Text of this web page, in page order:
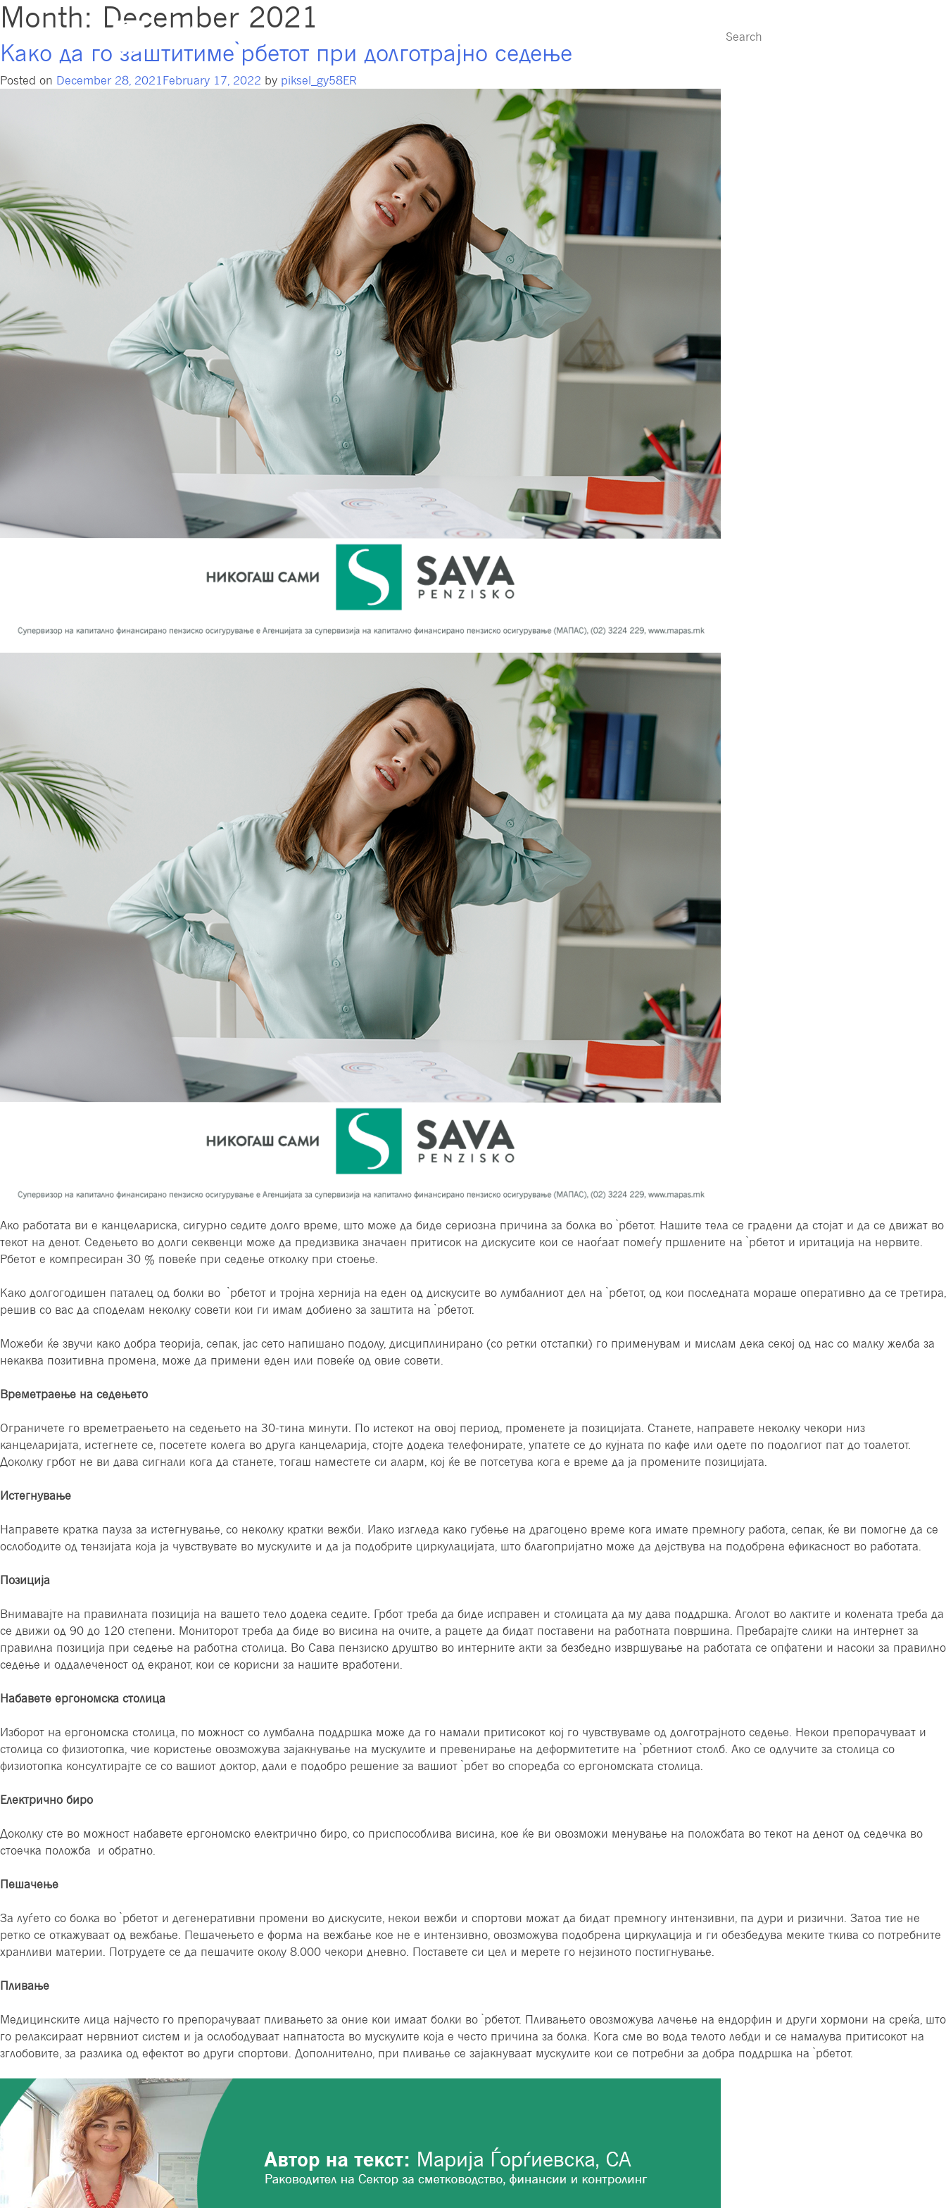
Month: December 2021
Како да го заштитиме ̀рбетот при долготрајно седење
Posted on December 28, 2021February 17, 2022 by piksel_gy58ER
Ако работата ви е канцелариска, сигурно седите долго време, што може да биде сериозна причина за болка во ̀рбетот. Нашите тела се градени да стојат и да се движат во
текот на денот. Седењето во долги секвенци може да предизвика значаен притисок на дискусите кои се наоѓаат помеѓу пршлените на ̀рбетот и иритација на нервите.
̀Рбетот е компресиран 30 % повеќе при седење отколку при стоење.
Како долгогодишен паталец од болки во ̀рбетот и тројна хернија на еден од дискусите во лумбалниот дел на ̀рбетот, од кои последната мораше оперативно да се третира,
решив со вас да споделам неколку совети кои ги имам добиено за заштита на ̀рбетот.
Можеби ќе звучи како добра теорија, сепак, јас сето напишано подолу, дисциплинирано (со ретки отстапки) го применувам и мислам дека секој од нас со малку желба за
некаква позитивна промена, може да примени еден или повеќе од овие совети.
Времетраење на седењето
Ограничетe го времетраењето на седењето на 30-тина минути. По истекот на овој период, променете ја позицијата. Станете, направете неколку чекори низ
канцеларијата, истегнете се, посетете колега во друга канцеларија, стојте додека телефонирате, упатете се до кујната по кафе или одете по подолгиот пат до тоалетот.
Доколку грбот не ви дава сигнали кога да станете, тогаш наместете си аларм, кој ќе ве потсетува кога е време да ја промените позицијата.
Истегнување
Направете кратка пауза за истегнување, со неколку кратки вежби. Иако изгледа како губење на драгоцено време кога имате премногу работа, сепак, ќе ви помогне да се
ослободите од тензијата која ја чувствувате во мускулите и да ја подобрите циркулацијата, што благопријатно може да дејствува на подобрена ефикасност во работата.
Позиција
Внимавајте на правилната позиција на вашето тело додека седите. Грбот треба да биде исправен и столицата да му дава поддршка. Аголот во лактите и колената треба да
се движи од 90 до 120 степени. Мониторот треба да биде во висина на очите, а рацете да бидат поставени на работната површина. Пребарајте слики на интернет за
правилна позиција при седење на работна столица. Во Сава пензиско друштво во интерните акти за безбедно извршување на работата се опфатени и насоки за правилно
седење и оддалеченост од екранот, кои се корисни за нашите вработени.
Набавете ергономска столица
Изборот на ергономска столица, по можност со лумбална поддршка може да го намали притисокот кој го чувствуваме од долготрајното седење. Некои препорачуваат и
столица со физиотопка, чие користење овозможува зајакнување на мускулите и превенирање на деформитетите на ̀рбетниот столб. Ако се одлучите за столица со
физиотопка консултирајте се со вашиот доктор, дали е подобро решение за вашиот ̀рбет во споредба со ергономската столица.
Електрично биро
Доколку сте во можност набавете ергономско електрично биро, со приспособлива висина, кое ќе ви овозможи менување на положбата во текот на денот од седечка во
стоечка положба и обратно.
Пешачење
За луѓето со болка во ̀рбетот и дегенеративни промени во дискусите, некои вежби и спортови можат да бидат премногу интензивни, па дури и ризични. Затоа тие не
ретко се откажуваат од вежбање. Пешачењето е форма на вежбање кое не е интензивно, овозможува подобрена циркулација и ги обезбедува меките ткива со потребните
хранливи материи. Потрудете се да пешачите околу 8.000 чекори дневно. Поставете си цел и мерете го нејзиното постигнување.
Пливање
Медицинските лица најчесто го препорачуваат пливањето за оние кои имаат болки во ̀рбетот. Пливањето овозможува лачење на ендорфин и други хормони на среќа, што
го релаксираат нервниот систем и ја ослободуваат напнатоста во мускулите која е често причина за болка. Кога сме во вода телото лебди и се намалува притисокот на
зглобовите, за разлика од ефектот во други спортови. Дополнително, при пливање се зајакнуваат мускулите кои се потребни за добра поддршка на ̀рбетот.